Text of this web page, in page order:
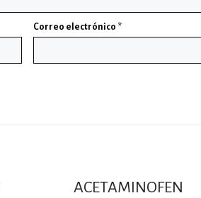
Correo electrónico *
ACETAMINOFEN